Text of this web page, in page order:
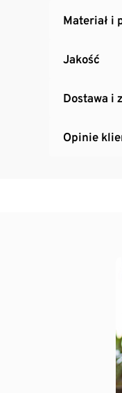
Materiał i
Jakość
Dostawa i
Opinie